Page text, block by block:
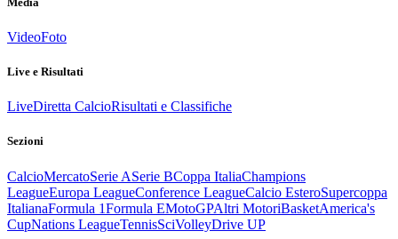
VideoFoto
Live e Risultati
LiveDiretta CalcioRisultati e Classifiche
Sezioni
CalcioMercatoSerie ASerie BCoppa ItaliaChampions
LeagueEuropa LeagueConference LeagueCalcio EsteroSupercoppa
ItalianaFormula 1Formula EMotoGPAltri MotoriBasketAmerica's
CupNations LeagueTennisSciVolleyDrive UP